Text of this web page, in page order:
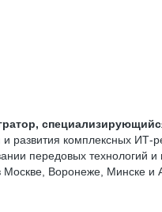
развития комплексных
передовых технологий
Воронеже, Минске и